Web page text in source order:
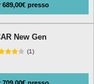
presso
New Gen
(1)